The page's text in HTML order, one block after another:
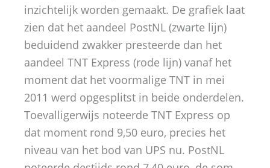
inzichtelijk worden gemaakt. De grafiek laat
zien dat het aandeel PostNL (zwarte lijn)
beduidend zwakker presteerde dan het
aandeel TNT Express (rode lijn) vanaf het
moment dat het voormalige TNT in mei
2011 werd opgesplitst in beide onderdelen.
Toevalligerwijs noteerde TNT Express op
dat moment rond 9,50 euro, precies het
niveau van het bod van UPS nu. PostNL